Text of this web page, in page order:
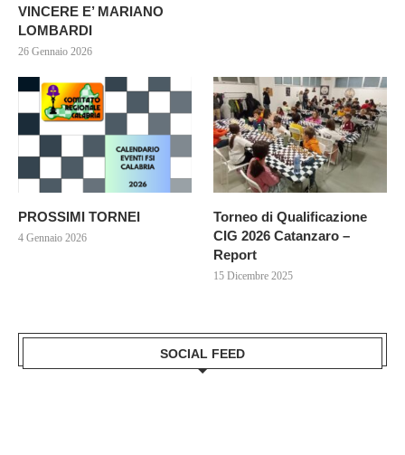
VINCERE E’ MARIANO
LOMBARDI
26 Gennaio 2026
PROSSIMI TORNEI
4 Gennaio 2026
Torneo di Qualificazione
CIG 2026 Catanzaro –
Report
15 Dicembre 2025
SOCIAL FEED